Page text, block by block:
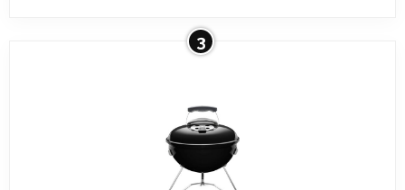
3